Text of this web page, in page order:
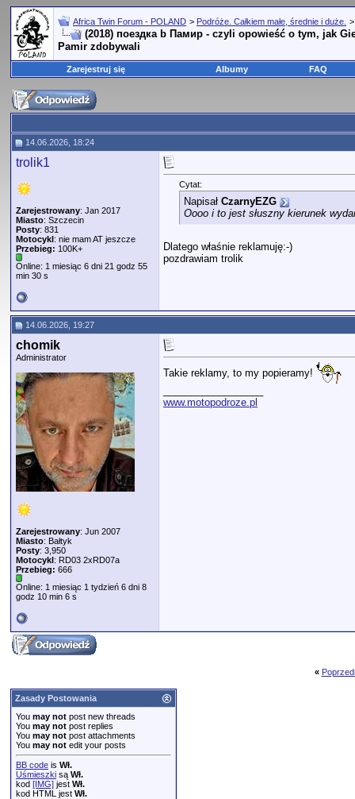
Africa Twin Forum - POLAND > Podróże. Całkiem małe, średnie i duże.
(2018) поездка b Памир - czyli opowieść o tym, jak
Pamir zdobywali
Zarejestruj się Albumy FAQ
14.06.2026, 18:24
trolik1
Zarejestrowany: Jan 2017
Miasto: Szczecin
Posty: 831
Motocykl: nie mam AT jeszcze
Przebieg: 100K+
Online: 1 miesiąc 6 dni 21 godz 55
min 30 s
Cytat:
Napisał CzarnyEZG
Oooo i to jest słuszny kierunek
Dlatego właśnie reklamuję:-)
pozdrawiam trolik
14.06.2026, 19:27
chomik
Administrator
Zarejestrowany: Jun 2007
Miasto: Bałtyk
Posty: 3,950
Motocykl: RD03 2xRD07a
Przebieg: 666
Online: 1 miesiąc 1 tydzień 6 dni 8
godz 10 min 6 s
Takie reklamy, to my popieramy!
www.motopodroze.pl
«
Zasady Postowania
You may not post new threads
You may not post replies
You may not post attachments
You may not edit your posts
BB code is Wł.
Uśmieszki są Wł.
kod [IMG] jest Wł.
kod HTML jest Wł.